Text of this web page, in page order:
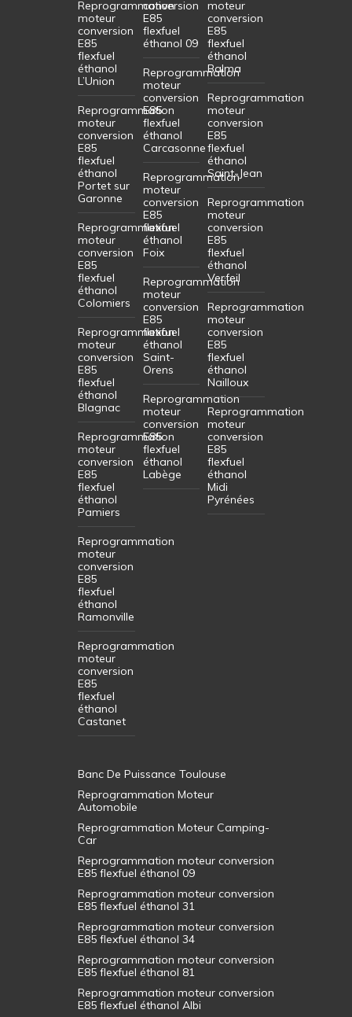
Reprogrammation
moteur
conversion
E85
flexfuel
éthanol
L’Union
Reprogrammation
moteur
conversion
E85
flexfuel
éthanol
Portet sur
Garonne
Reprogrammation
moteur
conversion
E85
flexfuel
éthanol
Colomiers
Reprogrammation
moteur
conversion
E85
flexfuel
éthanol
Blagnac
Reprogrammation
moteur
conversion
E85
flexfuel
éthanol
Pamiers
Reprogrammation
moteur
conversion
E85
flexfuel
éthanol
Ramonville
Reprogrammation
moteur
conversion
E85
flexfuel
éthanol
Castanet
conversion
E85
flexfuel
éthanol 09
Reprogrammation
moteur
conversion
E85
flexfuel
éthanol
Carcasonne
Reprogrammation
moteur
conversion
E85
flexfuel
éthanol
Foix
Reprogrammation
moteur
conversion
E85
flexfuel
éthanol
Saint-
Orens
Reprogrammation
moteur
conversion
E85
flexfuel
éthanol
Labège
moteur
conversion
E85
flexfuel
éthanol
Balma
Reprogrammation
moteur
conversion
E85
flexfuel
éthanol
Saint-Jean
Reprogrammation
moteur
conversion
E85
flexfuel
éthanol
Verfeil
Reprogrammation
moteur
conversion
E85
flexfuel
éthanol
Nailloux
Reprogrammation
moteur
conversion
E85
flexfuel
éthanol
Midi
Pyrénées
Banc De Puissance Toulouse
Reprogrammation Moteur
Automobile
Reprogrammation Moteur Camping-
Car
Reprogrammation moteur conversion
E85 flexfuel éthanol 09
Reprogrammation moteur conversion
E85 flexfuel éthanol 31
Reprogrammation moteur conversion
E85 flexfuel éthanol 34
Reprogrammation moteur conversion
E85 flexfuel éthanol 81
Reprogrammation moteur conversion
E85 flexfuel éthanol Albi